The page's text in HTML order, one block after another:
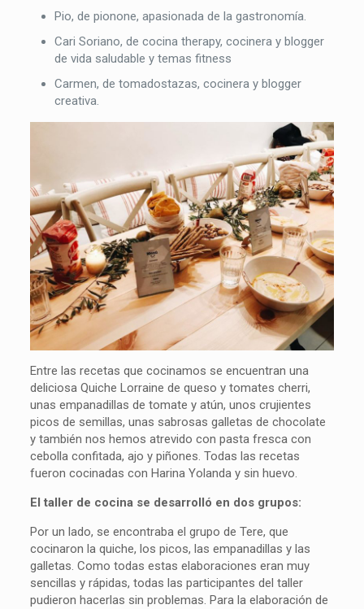
Pio, de pionone, apasionada de la gastronomía.
Cari Soriano, de cocina therapy, cocinera y blogger
de vida saludable y temas fitness
Carmen, de tomadostazas, cocinera y blogger
creativa.
Entre las recetas que cocinamos se encuentran una
deliciosa Quiche Lorraine de queso y tomates cherri,
unas empanadillas de tomate y atún, unos crujientes
picos de semillas, unas sabrosas galletas de chocolate
y también nos hemos atrevido con pasta fresca con
cebolla confitada, ajo y piñones. Todas las recetas
fueron cocinadas con Harina Yolanda y sin huevo.
El taller de cocina se desarrolló en dos grupos:
Por un lado, se encontraba el grupo de Tere, que
cocinaron la quiche, los picos, las empanadillas y las
galletas. Como todas estas elaboraciones eran muy
sencillas y rápidas, todas las participantes del taller
pudieron hacerlas sin problemas. Para la elaboración de